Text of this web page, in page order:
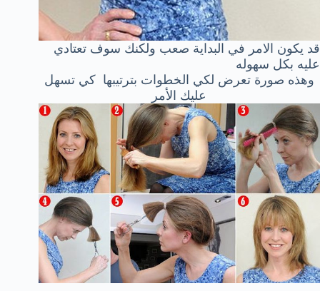
قد يكون الامر في البداية صعب ولكنك سوف تعتادي
عليه بكل سهوله
وهذه صورة تعرض لكي الخطوات بترتيبها كي تسهل
عليك الأمر